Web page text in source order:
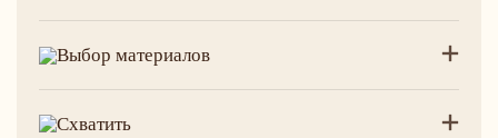
Выбор материалов
Схватить